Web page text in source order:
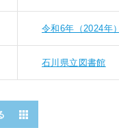
令和6年（2024年
石川県立図書館